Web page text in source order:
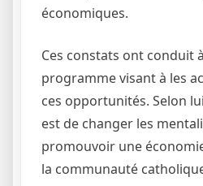
économiques.
Ces constats ont conduit
programme visant à les
ces opportunités. Selon
est de changer les
promouvoir une
la communauté